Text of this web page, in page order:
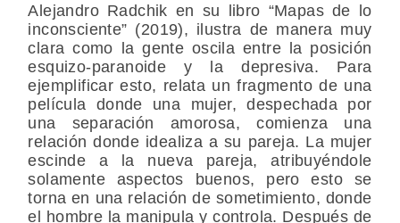
Alejandro Radchik en su libro “Mapas de lo
inconsciente” (2019), ilustra de manera muy
clara como la gente oscila entre la posición
esquizo-paranoide y la depresiva. Para
ejemplificar esto, relata un fragmento de una
película donde una mujer, despechada por
una separación amorosa, comienza una
relación donde idealiza a su pareja. La mujer
escinde a la nueva pareja, atribuyéndole
solamente aspectos buenos, pero esto se
torna en una relación de sometimiento, donde
el hombre la manipula y controla. Después de